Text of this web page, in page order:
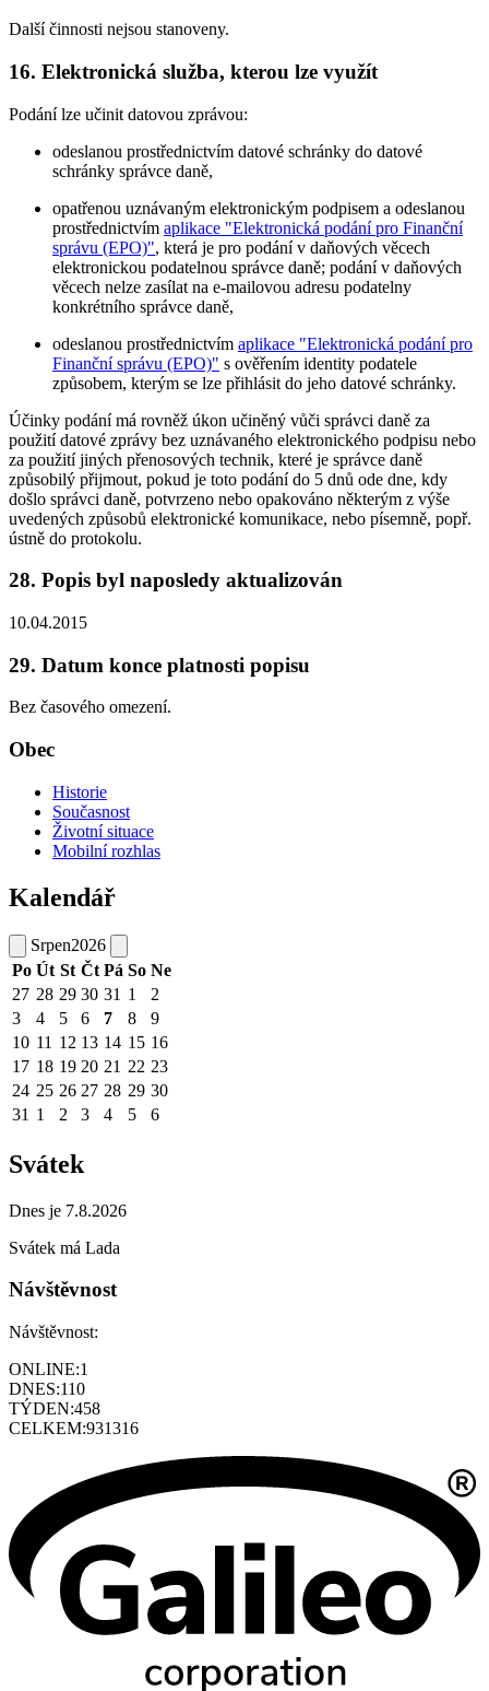
Další činnosti nejsou stanoveny.
16. Elektronická služba, kterou lze využít
Podání lze učinit datovou zprávou:
odeslanou prostřednictvím datové schránky do datové
schránky správce daně,
opatřenou uznávaným elektronickým podpisem a odeslanou
prostřednictvím aplikace "Elektronická podání pro Finanční
správu (EPO)", která je pro podání v daňových věcech
elektronickou podatelnou správce daně; podání v daňových
věcech nelze zasílat na e-mailovou adresu podatelny
konkrétního správce daně,
odeslanou prostřednictvím aplikace "Elektronická podání pro
Finanční správu (EPO)" s ověřením identity podatele
způsobem, kterým se lze přihlásit do jeho datové schránky.
Účinky podání má rovněž úkon učiněný vůči správci daně za
použití datové zprávy bez uznávaného elektronického podpisu nebo
za použití jiných přenosových technik, které je správce daně
způsobilý přijmout, pokud je toto podání do 5 dnů ode dne, kdy
došlo správci daně, potvrzeno nebo opakováno některým z výše
uvedených způsobů elektronické komunikace, nebo písemně, popř.
ústně do protokolu.
28. Popis byl naposledy aktualizován
10.04.2015
29. Datum konce platnosti popisu
Bez časového omezení.
Obec
Historie
Současnost
Životní situace
Mobilní rozhlas
Kalendář
Srpen2026
Po Út St Čt Pá So Ne
27 28 29 30 31 1
2
3
4 5 6 7 8
9
10 11 12 13 14 15 16
17 18 19 20 21 22 23
24 25 26 27 28 29 30
31 1 2 3 4 5 6
Svátek
Dnes je 7.8.2026
Svátek má Lada
Návštěvnost
Návštěvnost:
ONLINE:1
DNES:110
TÝDEN:458
CELKEM:931316